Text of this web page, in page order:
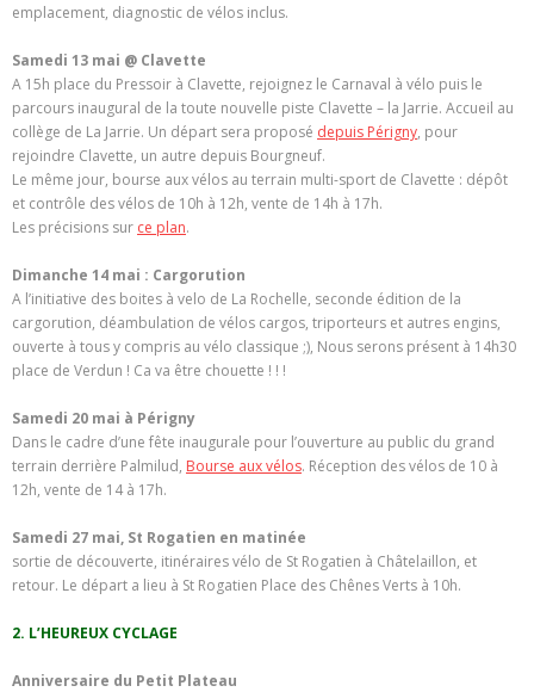
emplacement, diagnostic de vélos inclus.
Samedi 13 mai @ Clavette
A 15h place du Pressoir à Clavette, rejoignez le Carnaval à vélo puis le
parcours inaugural de la toute nouvelle piste Clavette – la Jarrie. Accueil au
collège de La Jarrie. Un départ sera proposé depuis Périgny, pour
rejoindre Clavette, un autre depuis Bourgneuf.
Le même jour, bourse aux vélos au terrain multi-sport de Clavette : dépôt
et contrôle des vélos de 10h à 12h, vente de 14h à 17h.
Les précisions sur ce plan.
Dimanche 14 mai : Cargorution
A l’initiative des boites à velo de La Rochelle, seconde édition de la
cargorution, déambulation de vélos cargos, triporteurs et autres engins,
ouverte à tous y compris au vélo classique ;), Nous serons présent à 14h30
place de Verdun ! Ca va être chouette ! ! !
Samedi 20 mai à Périgny
Dans le cadre d’une fête inaugurale pour l’ouverture au public du grand
terrain derrière Palmilud, Bourse aux vélos. Réception des vélos de 10 à
12h, vente de 14 à 17h.
Samedi 27 mai, St Rogatien en matinée
sortie de découverte, itinéraires vélo de St Rogatien à Châtelaillon, et
retour. Le départ a lieu à St Rogatien Place des Chênes Verts à 10h.
2. L’HEUREUX CYCLAGE
Anniversaire du Petit Plateau